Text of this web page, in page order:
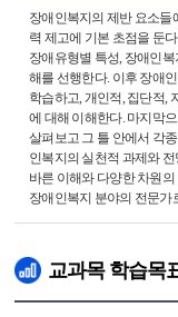
장애인복지의 제반 요소들
력 제고에 기본 초점을 둔
장애유형별 특성, 장애인
해를 선행한다. 이후 장애
학습하고, 개인적, 집단적,
에 대해 이해한다. 마지막
살펴보고 그 틀 안에서 각
인복지의 실천적 과제와
바른 이해와 다양한 차원
장애인복지 분야의 전문가
교과목 학습목